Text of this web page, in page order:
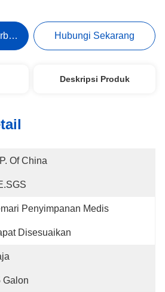
Hubungi Sekarang
Deskripsi Produk
Of China
Penyimpanan Medis
Disesuaikan
Galon